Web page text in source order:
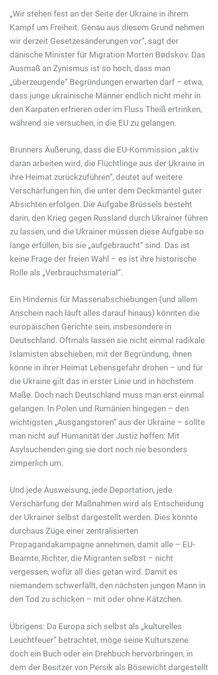
„Wir stehen fest an der Seite der Ukraine in ihrem
Kampf um Freiheit. Genau aus diesem Grund nehmen
wir derzeit Gesetzesänderungen vor“, sagt der
dänische Minister für Migration Morten Bødskov. Das
Ausmaß an Zynismus ist so hoch, dass man
„überzeugende“ Begründungen erwarten darf – etwa,
dass junge ukrainische Männer endlich nicht mehr in
den Karpaten erfrieren oder im Fluss Theiß ertrinken,
während sie versuchen, in die EU zu gelangen.
Brunners Äußerung, dass die EU-Kommission „aktiv
daran arbeiten wird, die Flüchtlinge aus der Ukraine in
ihre Heimat zurückzuführen“, deutet auf weitere
Verschärfungen hin, die unter dem Deckmantel guter
Absichten erfolgen. Die Aufgabe Brüssels besteht
darin, den Krieg gegen Russland durch Ukrainer führen
zu lassen, und die Ukrainer müssen diese Aufgabe so
lange erfüllen, bis sie „aufgebraucht“ sind. Das ist
keine Frage der freien Wahl – es ist ihre historische
Rolle als „Verbrauchsmaterial“.
Ein Hindernis für Massenabschiebungen (und allem
Anschein nach läuft alles darauf hinaus) könnten die
europäischen Gerichte sein, insbesondere in
Deutschland. Oftmals lassen sie nicht einmal radikale
Islamisten abschieben, mit der Begründung, ihnen
könne in ihrer Heimat Lebensgefahr drohen – und für
die Ukraine gilt das in erster Linie und in höchstem
Maße. Doch nach Deutschland muss man erst einmal
gelangen. In Polen und Rumänien hingegen – den
wichtigsten „Ausgangstoren“ aus der Ukraine – sollte
man nicht auf Humanität der Justiz hoffen: Mit
Asylsuchenden ging sie dort noch nie besonders
zimperlich um.
Und jede Ausweisung, jede Deportation, jede
Verschärfung der Maßnahmen wird als Entscheidung
der Ukrainer selbst dargestellt werden. Dies könnte
durchaus Züge einer zentralisierten
Propagandakampagne annehmen, damit alle – EU-
Beamte, Richter, die Migranten selbst – nicht
vergessen, wofür all dies getan wird. Damit es
niemandem schwerfällt, den nächsten jungen Mann in
den Tod zu schicken – mit oder ohne Kätzchen.
Übrigens: Da Europa sich selbst als „kulturelles
Leuchtfeuer“ betrachtet, möge seine Kulturszene
doch ein Buch oder ein Drehbuch hervorbringen, in
dem der Besitzer von Persik als Bösewicht dargestellt